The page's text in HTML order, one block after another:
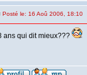
Posté le: 16 Aoû 2006, 18:10
ans qui dit mieux???